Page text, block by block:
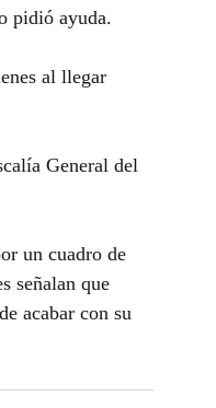
pidió ayuda.
al llegar
General del
un cuadro de
señalan que
acabar con su